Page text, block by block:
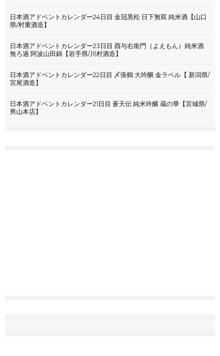
日本酒アドベントカレンダー24日目 金冠黒松 日下無双 純米酒【山口
県/村重酒造】
日本酒アドベントカレンダー23日目 酉与右衛門（よえもん）純米酒
無ろ過 阿波山田錦【岩手県/川村酒造】
日本酒アドベントカレンダー22日目 〆張鶴 大吟醸 金ラベル【 新潟県/
宮尾酒造】
日本酒アドベントカレンダー21日目 蒼天伝 純米吟醸 蔵の華【宮城県/
男山本店】